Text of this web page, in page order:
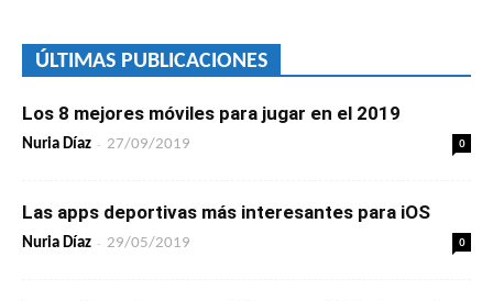
ÚLTIMAS PUBLICACIONES
Los 8 mejores móviles para jugar en el 2019
Nuria Díaz - 27/09/2019 0
Las apps deportivas más interesantes para iOS
Nuria Díaz - 29/05/2019 0